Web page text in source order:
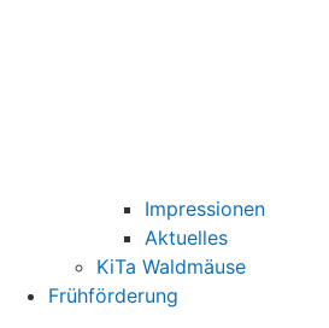
Impressionen
Aktuelles
KiTa Waldmäuse
Frühförderung